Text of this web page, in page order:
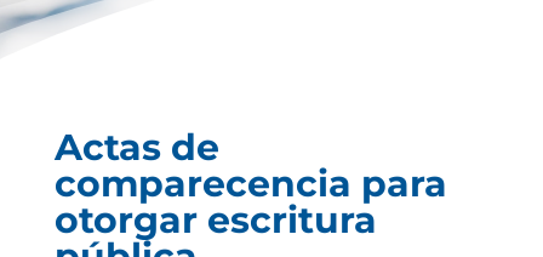
Actas de
comparecencia para
otorgar escritura